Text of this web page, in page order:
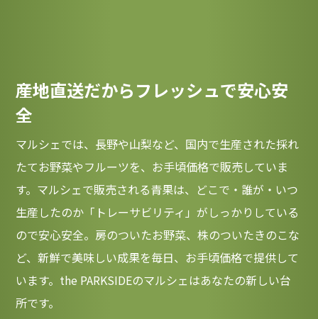
産地直送だからフレッシュで安心安
全
マルシェでは、長野や山梨など、国内で生産された採れ
たてお野菜やフルーツを、お手頃価格で販売していま
す。マルシェで販売される青果は、どこで・誰が・いつ
生産したのか「トレーサビリティ」がしっかりしている
ので安心安全。房のついたお野菜、株のついたきのこな
ど、新鮮で美味しい成果を毎日、お手頃価格で提供して
います。the PARKSIDEのマルシェはあなたの新しい台
所です。